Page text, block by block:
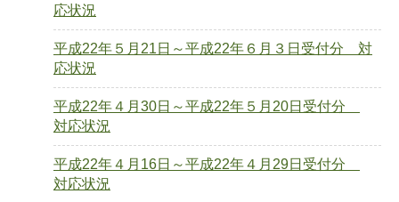
応状況
平成22年５月21日～平成22年６月３日受付分 対
応状況
平成22年４月30日～平成22年５月20日受付分
対応状況
平成22年４月16日～平成22年４月29日受付分
対応状況